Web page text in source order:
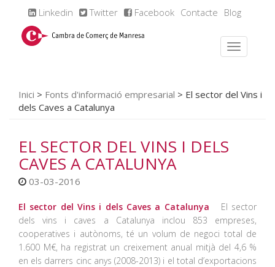
Linkedin Twitter Facebook Contacte Blog
Inici > Fonts d'informació empresarial > El sector del Vins i
dels Caves a Catalunya
EL SECTOR DEL VINS I DELS
CAVES A CATALUNYA
03-03-2016
El sector del Vins i dels Caves a Catalunya
El sector
dels vins i caves a Catalunya inclou 853 empreses,
cooperatives i autònoms, té un volum de negoci total de
1.600 M€, ha registrat un creixement anual mitjà del 4,6 %
en els darrers cinc anys (2008-2013) i el total d’exportacions